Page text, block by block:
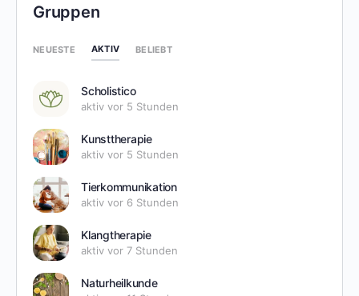
Gruppen
NEUESTE AKTIV BELIEBT
Scholistico
aktiv vor 5 Stunden
Kunsttherapie
aktiv vor 5 Stunden
Tierkommunikation
aktiv vor 6 Stunden
Klangtherapie
aktiv vor 7 Stunden
Naturheilkunde